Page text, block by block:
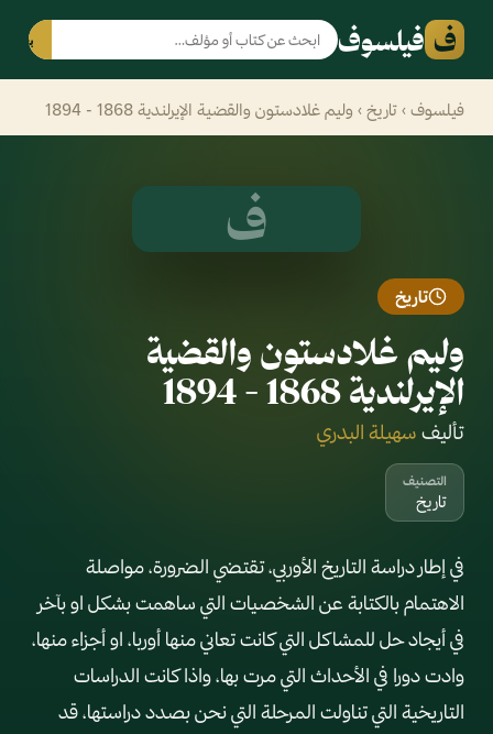
ف فيلسوف بحث
فيلسوف › تاريخ › وليم غلادستون والقضية الإيرلندية 1868 - 1894
ف
تاريخ
وليم غلادستون والقضية
الإيرلندية 1868 - 1894
تأليف سهيلة البدري
التصنيف
تاريخ
في إطار دراسة التاريخ الأوربي، تقتضي الضرورة، مواصلة
الاهتمام بالكتابة عن الشخصيات التي ساهمت بشكل او بآخر
في أيجاد حل للمشاكل التي كانت تعاني منها أوربا، او أجزاء منها،
وادت دورا في الأحداث التي مرت بها، واذا كانت الدراسات
التاريخية التي تناولت المرحلة التي نحن بصدد دراستها، قد